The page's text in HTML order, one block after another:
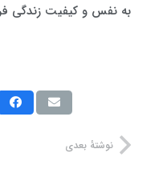
به نفس و کیفیت زندگی
نوشتهٔ بعدی